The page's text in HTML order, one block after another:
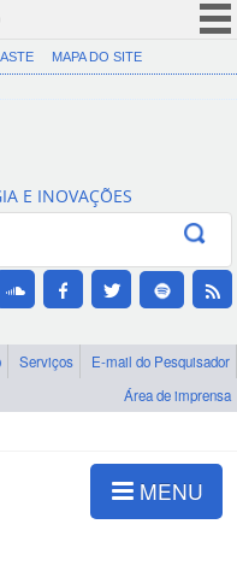
CORONAVÍRUS (COVID-19)
Canais
MAPA DO SITE
E INOVAÇÕES
Serviços
E-mail do Pesquisador
Área de imprensa
MENU